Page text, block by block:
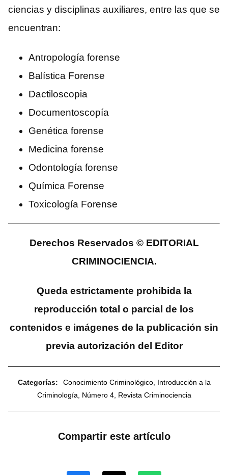
ciencias y disciplinas auxiliares, entre las que se
encuentran:
Antropología forense
Balística Forense
Dactiloscopia
Documentoscopía
Genética forense
Medicina forense
Odontología forense
Química Forense
Toxicología Forense
Derechos Reservados © EDITORIAL
CRIMINOCIENCIA.
Queda estrictamente prohibida la
reproducción total o parcial de los
contenidos e imágenes de la publicación sin
previa autorización del Editor
Categorías: Conocimiento Criminológico, Introducción a la
Criminología, Número 4, Revista Criminociencia
Compartir este artículo